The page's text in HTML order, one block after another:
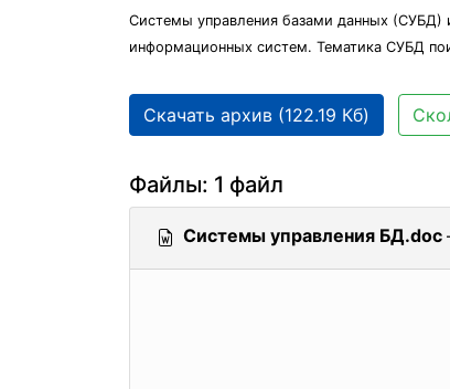
Системы управления базами данных (СУБД)
информационных систем. Тематика СУБД
Скачать архив (122.19 Кб)
Файлы: 1 файл
Системы управления БД.doc